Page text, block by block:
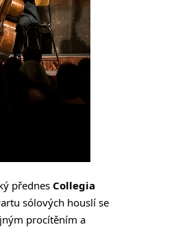
přednes Collegia
sólových houslí se
procítěním a